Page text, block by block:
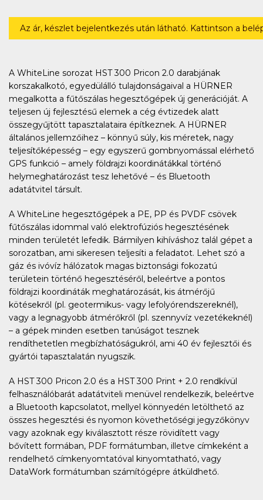
Az ár, készlet bejelentkezés után látható. Kattintson a
A WhiteLine sorozat HST 300 Pricon 2.0 darabjának
korszakalkotó, egyedülálló tulajdonságaival a HÜRNER
megalkotta a fűtőszálas hegesztőgépek új generációját. A
teljesen új fejlesztésű elemek a cég évtizedek alatt
összegyűjtött tapasztalataira építkeznek. A HÜRNER
általános jellemzőihez – könnyű súly, kis méretek, nagy
teljesítőképesség – egy egyszerű gombnyomással elérhető
GPS funkció – amely földrajzi koordinátákkal történő
helymeghatározást tesz lehetővé – és Bluetooth
adatátvitel társult.
A WhiteLine hegesztőgépek a PE, PP és PVDF csövek
fűtőszálas idommal való elektrofúziós hegesztésének
minden területét lefedik. Bármilyen kihíváshoz talál gépet a
sorozatban, ami sikeresen teljesíti a feladatot. Lehet szó a
gáz és ivóvíz hálózatok magas biztonsági fokozatú
területein történő hegesztéséről, beleértve a pontos
földrajzi koordináták meghatározását, kis átmérőjű
kötésekről (pl. geotermikus- vagy lefolyórendszereknél),
vagy a legnagyobb átmérőkről (pl. szennyvíz vezetékeknél)
– a gépek minden esetben tanúságot tesznek
rendíthetetlen megbízhatóságukról, ami 40 év fejlesztői és
gyártói tapasztalatán nyugszik.
A HST 300 Pricon 2.0 és a HST 300 Print + 2.0 rendkívül
felhasználóbarát adatátviteli menüvel rendelkezik, beleértve
a Bluetooth kapcsolatot, mellyel könnyedén letölthető az
összes hegesztési és nyomon követhetőségi jegyzőkönyv
vagy azoknak egy kiválasztott része rövidített vagy
bővített formában, PDF formátumban, illetve címkeként a
rendelhető címkenyomtatóval kinyomtatható, vagy
DataWork formátumban számítógépre átküldhető.